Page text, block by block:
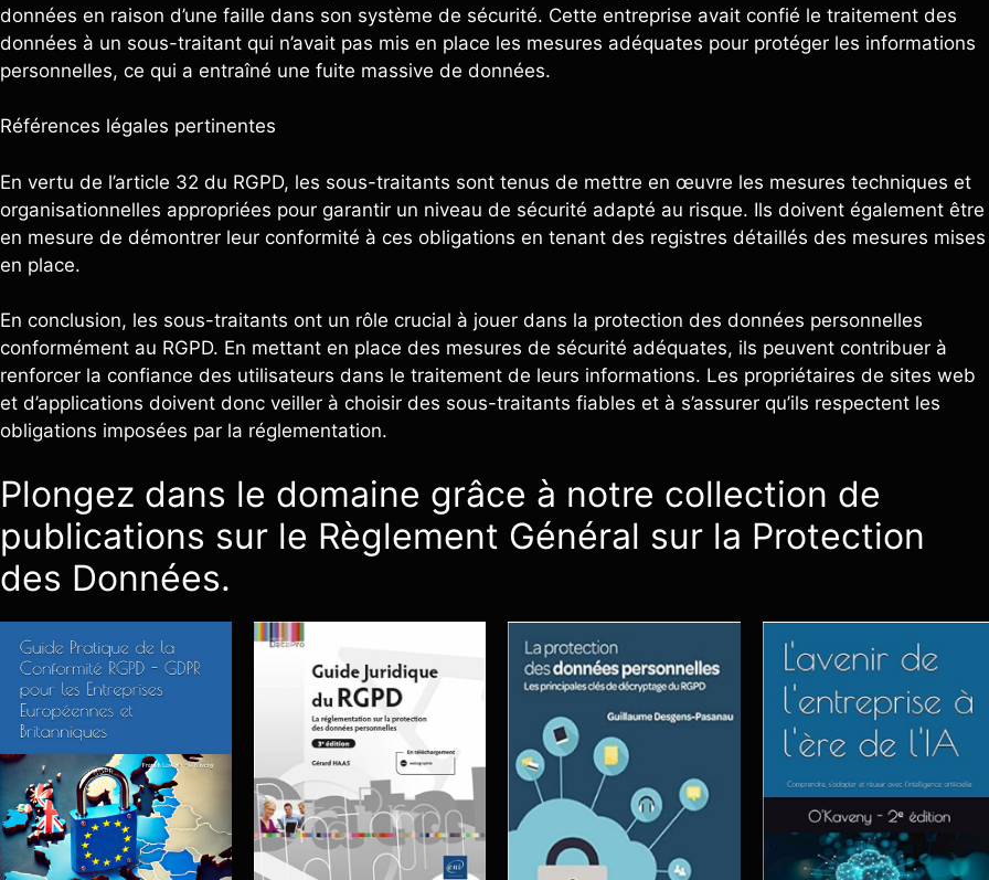
données en raison d’une faille dans son système de sécurité. Cette entreprise avait confié le traitement des
données à un sous-traitant qui n’avait pas mis en place les mesures adéquates pour protéger les informations
personnelles, ce qui a entraîné une fuite massive de données.
Références légales pertinentes
En vertu de l’article 32 du RGPD, les sous-traitants sont tenus de mettre en œuvre les mesures techniques et
organisationnelles appropriées pour garantir un niveau de sécurité adapté au risque. Ils doivent également être
en mesure de démontrer leur conformité à ces obligations en tenant des registres détaillés des mesures mises
en place.
En conclusion, les sous-traitants ont un rôle crucial à jouer dans la protection des données personnelles
conformément au RGPD. En mettant en place des mesures de sécurité adéquates, ils peuvent contribuer à
renforcer la confiance des utilisateurs dans le traitement de leurs informations. Les propriétaires de sites web
et d’applications doivent donc veiller à choisir des sous-traitants fiables et à s’assurer qu’ils respectent les
obligations imposées par la réglementation.
Plongez dans le domaine grâce à notre collection de
publications sur le Règlement Général sur la Protection
des Données.